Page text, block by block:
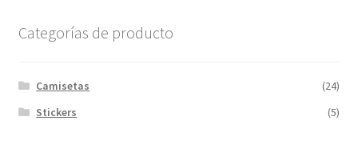
Categorías de producto
Camisetas
(24)
Stickers
(5)